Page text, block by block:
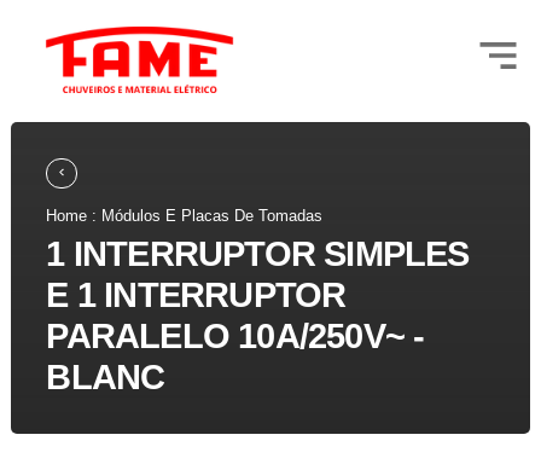
Home : Módulos E Placas De Tomadas
1 INTERRUPTOR SIMPLES
E 1 INTERRUPTOR
PARALELO 10A/250V~ -
BLANC